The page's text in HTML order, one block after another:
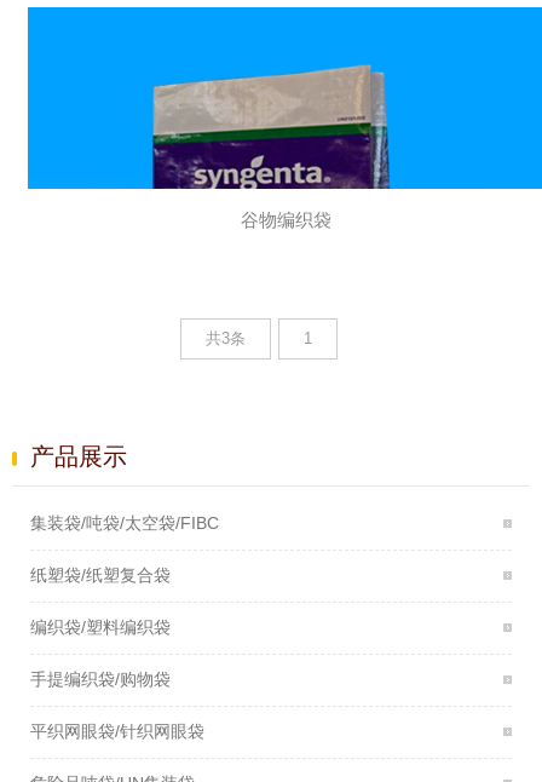
谷物编织袋
共3条 1
产品展示
集装袋/吨袋/太空袋/FIBC
纸塑袋/纸塑复合袋
编织袋/塑料编织袋
手提编织袋/购物袋
平织网眼袋/针织网眼袋